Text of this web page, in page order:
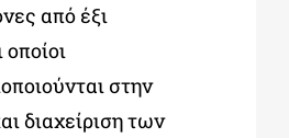
από έξι
στην
διαχείριση των